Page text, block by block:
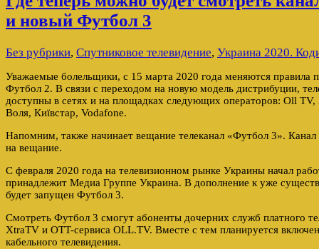
и новый Футбол 3
Без рубрики, Спутниковое телевидение, Украина 2020.
Уважаемые болельщики, с 15 марта 2020 года меняются правила
Футбол 2. В связи с переходом на новую модель дистрибуции,
доступны в сетях и на площадках следующих операторов: Oll
Воля, Київстар, Vodafone.
Напомним, также начинает вещание телеканал «Футбол 3».
на вещание.
С февраля 2020 года на телевизионном рынке Украины начал
принадлежит Медиа Группе Украина. В дополнение к уже
будет запущен Футбол 3.
Смотреть Футбол 3 смогут абоненты дочерних служб платного
XtraTV и OTT-сервиса OLL.TV. Вместе с тем планируется
кабельного телевидения.